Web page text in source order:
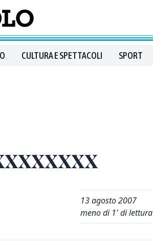
CULTURA E SPETTACOLI SPORT
13 agosto 2007
meno di 1' di lettura